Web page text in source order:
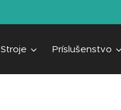
Stroje Príslušenstvo